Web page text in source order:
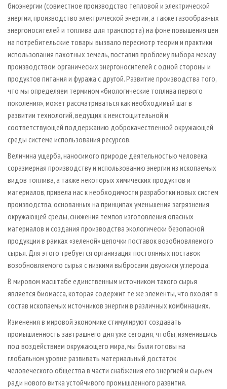
биоэнергии (совместное производство тепловой и электрической
энергии, производство электрической энергии, а также газообразных
энергоносителей и топлива для транспорта) на фоне повышения цен
на потребительские товары вызвало пересмотр теории и практики
использования пахотных земель, поставив проблему выбора между
производством органических энергоносителей с одной стороны и
продуктов питания и фуража с другой. Развитие производства того,
что мы определяем термином «биологические топлива первого
поколения», может рассматриваться как необходимый шаг в
развитии технологий, ведущих к неистощительной и
соответствующей поддержанию доброкачественной окружающей
среды системе использования ресурсов.
Величина ущерба, наносимого природе деятельностью человека,
соразмерная производству и использованию энергии из ископаемых
видов топлива, а также некоторых химических продуктов и
материалов, привела нас к необходимости разработки новых систем
производства, основанных на принципах уменьшения загрязнения
окружающей среды, снижения темпов изготовления опасных
материалов и создания производства экологически безопасной
продукции в рамках «зеленой» цепочки поставок возобновляемого
сырья. Для этого требуется организация постоянных поставок
возобновляемого сырья с низкими выбросами двуокиси углерода.
В мировом масштабе единственным источником такого сырья
является биомасса, которая содержит те же элементы, что входят в
состав ископаемых источников энергии в различных комбинациях.
Изменения в мировой экономике стимулируют создавать
промышленность завтрашнего дня уже сегодня, чтобы, изменившись
под воздействием окружающего мира, мы были готовы на
глобальном уровне развивать материальный достаток
человеческого общества в части снабжения его энергией и сырьем
ради нового витка устойчивого промышленного развития.